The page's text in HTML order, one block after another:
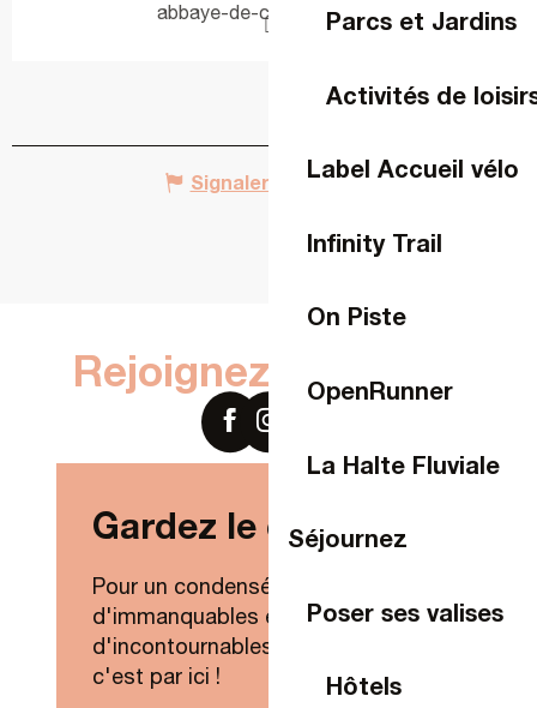
Parcs et Jardins
Activités de
Label Accueil vélo
Infinity Trail
On Piste
OpenRunner
La Halte Fluviale
Séjournez
Poser ses valises
Hôtels
abbaye-de-clairmont.com
Signaler une erreur
Rejoignez-nous sur
Gardez le contact !
Pour un condensé de nouveautés,
d'immanquables et
d'incontournables de Laval Agglo,
c'est par ici !